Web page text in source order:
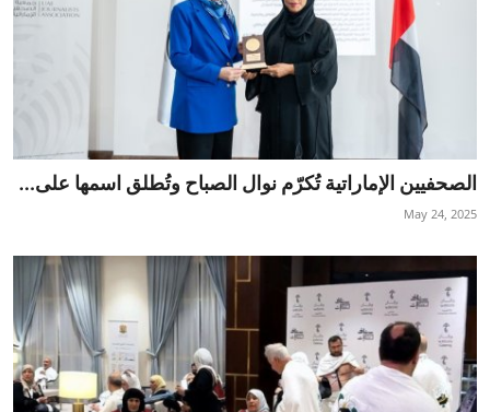
الصحفيين الإماراتية تُكرّم نوال الصباح وتُطلق اسمها على...
May 24, 2025